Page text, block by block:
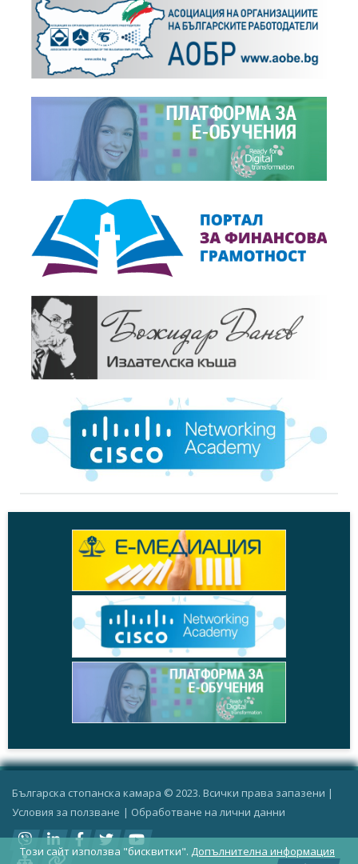
Българска стопанска камара © 2023. Всички права запазени |
Условия за ползване | Oбработване на лични данни
Този сайт използва "бисквитки". Допълнителна информация